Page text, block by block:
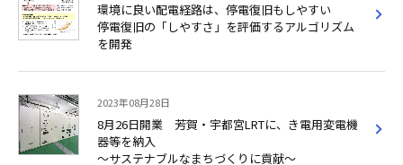
環境に良い配電経路は、停電復旧もしやすい
停電復旧の「しやすさ」を評価するアルゴリズム
を開発
2023年08月28日
8月26日開業 芳賀・宇都宮LRTに、き電用変電機
器等を納入
～サステナブルなまちづくりに貢献～